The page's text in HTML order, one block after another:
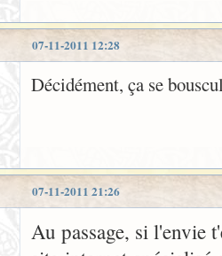
07-11-2011 12:28
Décidément, ça se
07-11-2011 21:26
Au passage, si l'envie